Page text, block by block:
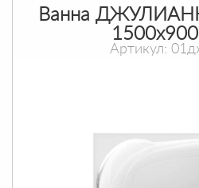
Ванна
Артикул: